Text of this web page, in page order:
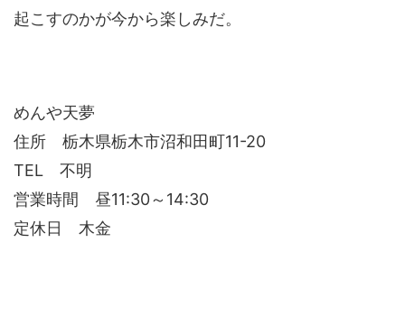
起こすのかが今から楽しみだ。
めんや天夢
住所 栃木県栃木市沼和田町11-20
TEL 不明
営業時間 昼11:30～14:30
定休日 木金